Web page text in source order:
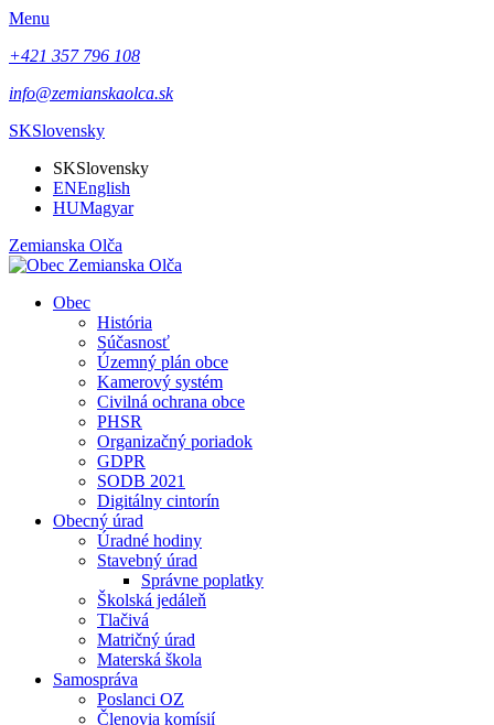
Menu
+421 357 796 108
info@zemianskaolca.sk
SKSlovensky
SKSlovensky
ENEnglish
HUMagyar
Zemianska Olča
Obec
História
Súčasnosť
Územný plán obce
Kamerový systém
Civilná ochrana obce
PHSR
Organizačný poriadok
GDPR
SODB 2021
Digitálny cintorín
Obecný úrad
Úradné hodiny
Stavebný úrad
Správne poplatky
Školská jedáleň
Tlačivá
Matričný úrad
Materská škola
Samospráva
Poslanci OZ
Členovia komísií